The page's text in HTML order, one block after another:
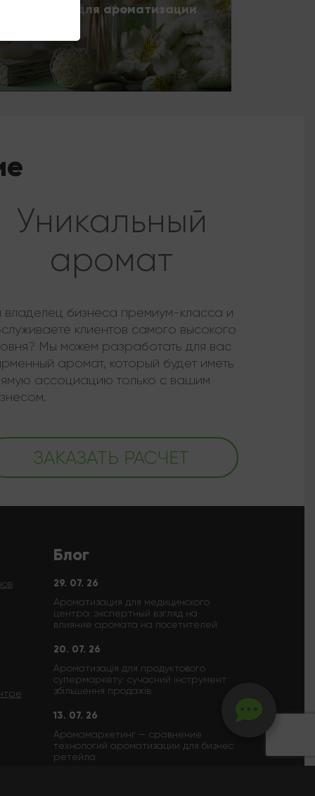
для ароматизации
Уникальный
аромат
владелец бизнеса премиум-класса и
клиентов самого высокого
Мы можем разработать для вас
аромат, который будет иметь
ассоциацию только с вашим
ЗАКАЗАТЬ РАСЧЕТ
Блог
29. 07. 26
Ароматизация для медицинского
центра: экспертный взгляд на
влияние аромата на посетителей
20. 07. 26
Ароматизація для продуктового
супермаркету: сучасний інструмент
збільшення продажів
13. 07. 26
Аромамаркетинг — сравнение
технологий ароматизации для бизнес
ретейла